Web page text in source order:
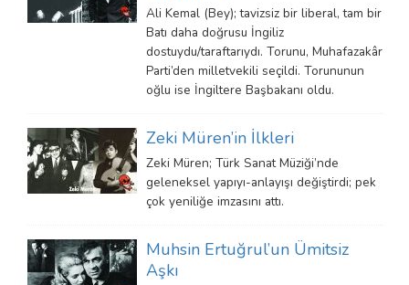
Ali Kemal (Bey); tavizsiz bir liberal, tam bir
Batı daha doğrusu İngiliz
dostuydu/taraftarıydı. Torunu, Muhafazakâr
Parti’den milletvekili seçildi. Torununun
oğlu ise İngiltere Başbakanı oldu.
Zeki Müren’in İlkleri
Zeki Müren; Türk Sanat Müziği’nde
geleneksel yapıyı-anlayışı değiştirdi; pek
çok yeniliğe imzasını attı.
Muhsin Ertuğrul’un Ümitsiz
Aşkı